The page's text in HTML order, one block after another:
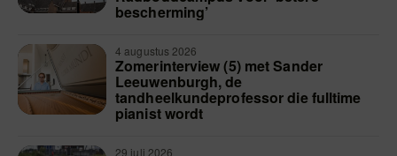
bescherming’
4 augustus 2026
Zomerinterview (5) met Sander
Leeuwenburgh, de
tandheelkundeprofessor die fulltime
pianist wordt
29 juli 2026